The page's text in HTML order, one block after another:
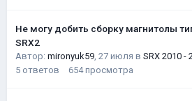
Не могу добить сборку магнитолы
SRX2
Автор: mironyuk59, 27 июля в SRX 2010 -
5 ответов 654 просмотра